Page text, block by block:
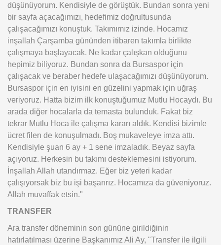
düşünüyorum. Kendisiyle de görüştük. Bundan sonra yeni
bir sayfa açacağımızı, hedefimiz doğrultusunda
çalışacağımızı konuştuk. Takımımız izinde. Hocamız
inşallah Çarşamba gününden itibaren takımla birlikte
çalışmaya başlayacak. Ne kadar çalışkan olduğunu
hepimiz biliyoruz. Bundan sonra da Bursaspor için
çalışacak ve beraber hedefe ulaşacağımızı düşünüyorum.
Bursaspor için en iyisini en güzelini yapmak için uğraş
veriyoruz. Hatta bizim ilk konuştuğumuz Mutlu Hocaydı. Bu
arada diğer hocalarla da temasta bulunduk. Fakat biz
tekrar Mutlu Hoca ile çalışma kararı aldık. Kendisi bizimle
ücret filen de konuşulmadı. Boş mukaveleye imza attı.
Kendisiyle şuan 6 ay + 1 sene imzaladık. Beyaz sayfa
açıyoruz. Herkesin bu takımı desteklemesini istiyorum.
İnşallah Allah utandırmaz. Eğer biz yeteri kadar
çalışıyorsak biz bu işi başarırız. Hocamıza da güveniyoruz.
Allah muvaffak etsin."
TRANSFER
Ara transfer döneminin son gününe girildiğinin
hatırlatılması üzerine Başkanımız Ali Ay, "Transfer ile ilgili